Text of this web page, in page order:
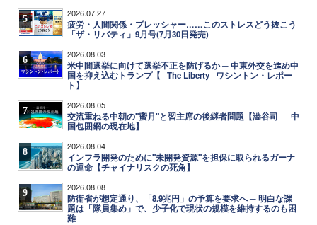
5 2026.07.27
疲労・人間関係・プレッシャー……このストレスどう抜こう
「ザ・リバティ」9月号(7月30日発売)
6 2026.08.03
米中間選挙に向けて選挙不正を防げるか ─ 中東外交を進め中
国を抑え込むトランプ【─The Liberty─ワシントン・レポー
ト】
7 2026.08.05
交流重ねる中朝の"蜜月"と習主席の後継者問題【澁谷司──中
国包囲網の現在地】
8 2026.08.04
インフラ開発のために"未開発資源"を担保に取られるガーナ
の運命【チャイナリスクの死角】
9 2026.08.08
防衛省が想定通り、「8.9兆円」の予算を要求へ ─ 明白な課
題は「隊員集め」で、少子化で現状の規模を維持するのも困
難